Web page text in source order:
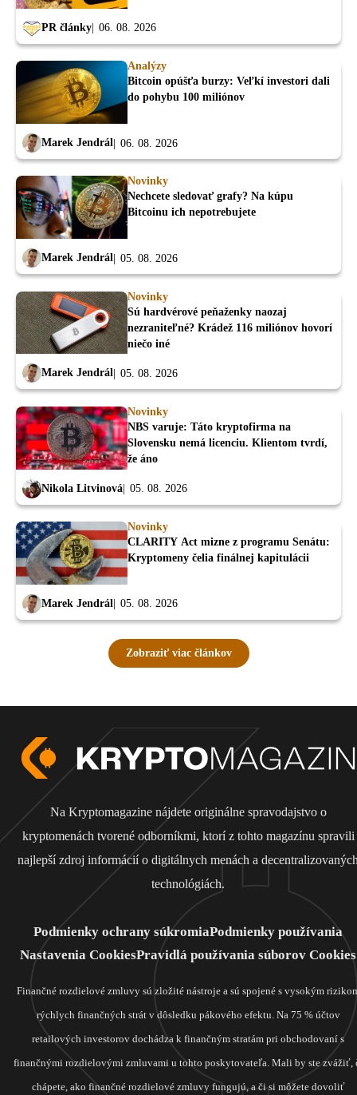
PR články 06. 08. 2026
Analýzy
Bitcoin opúšťa burzy: Veľkí investori dali
do pohybu 100 miliónov
Marek Jendrál 06. 08. 2026
Novinky
Nechcete sledovať grafy? Na kúpu
Bitcoinu ich nepotrebujete
Marek Jendrál 05. 08. 2026
Novinky
Sú hardvérové peňaženky naozaj
nezraniteľné? Krádež 116 miliónov hovorí
niečo iné
Marek Jendrál 05. 08. 2026
Novinky
NBS varuje: Táto kryptofirma na
Slovensku nemá licenciu. Klientom tvrdí,
že áno
Nikola Litvinová 05. 08. 2026
Novinky
CLARITY Act mizne z programu Senátu:
Kryptomeny čelia finálnej kapitulácii
Marek Jendrál 05. 08. 2026
Zobraziť viac článkov
Na Kryptomagazine nájdete originálne spravodajstvo o
kryptomenách tvorené odborníkmi, ktorí z tohto magazínu spravili
najlepší zdroj informácií o digitálnych menách a
technológiách.
Podmienky ochrany súkromiaPodmienky používania
Nastavenia CookiesPravidlá používania súborov Cookies
Finančné rozdielové zmluvy sú zložité nástroje a sú spojené s vysokým
rýchlych finančných strát v dôsledku pákového efektu. Na 75 % účtov
retailových investorov dochádza k finančným stratám pri obchodovaní s
finančnými rozdielovými zmluvami u tohto poskytovateľa. Mali by ste zvážiť,
chápete, ako finančné rozdielové zmluvy fungujú, a či si môžete dovoliť